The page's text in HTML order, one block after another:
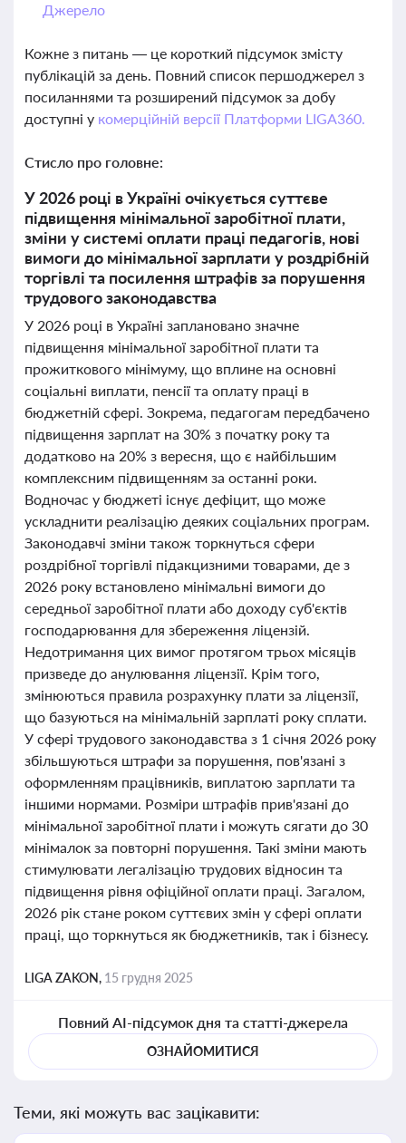
Джерело
Кожне з питань — це короткий підсумок змісту
публікацій за день. Повний список першоджерел з
посиланнями та розширений підсумок за добу
доступні у комерційній версії Платформи LIGA360.
Стисло про головне:
У 2026 році в Україні очікується суттєве
підвищення мінімальної заробітної плати,
зміни у системі оплати праці педагогів, нові
вимоги до мінімальної зарплати у роздрібній
торгівлі та посилення штрафів за порушення
трудового законодавства
У 2026 році в Україні заплановано значне
підвищення мінімальної заробітної плати та
прожиткового мінімуму, що вплине на основні
соціальні виплати, пенсії та оплату праці в
бюджетній сфері. Зокрема, педагогам передбачено
підвищення зарплат на 30% з початку року та
додатково на 20% з вересня, що є найбільшим
комплексним підвищенням за останні роки.
Водночас у бюджеті існує дефіцит, що може
ускладнити реалізацію деяких соціальних програм.
Законодавчі зміни також торкнуться сфери
роздрібної торгівлі підакцизними товарами, де з
2026 року встановлено мінімальні вимоги до
середньої заробітної плати або доходу суб'єктів
господарювання для збереження ліцензій.
Недотримання цих вимог протягом трьох місяців
призведе до анулювання ліцензії. Крім того,
змінюються правила розрахунку плати за ліцензії,
що базуються на мінімальній зарплаті року сплати.
У сфері трудового законодавства з 1 січня 2026 року
збільшуються штрафи за порушення, пов'язані з
оформленням працівників, виплатою зарплати та
іншими нормами. Розміри штрафів прив'язані до
мінімальної заробітної плати і можуть сягати до 30
мінімалок за повторні порушення. Такі зміни мають
стимулювати легалізацію трудових відносин та
підвищення рівня офіційної оплати праці. Загалом,
2026 рік стане роком суттєвих змін у сфері оплати
праці, що торкнуться як бюджетників, так і бізнесу.
LIGA ZAKON, 15 грудня 2025
Повний AI-підсумок дня та статті-джерела
ОЗНАЙОМИТИСЯ
Теми, які можуть вас зацікавити: